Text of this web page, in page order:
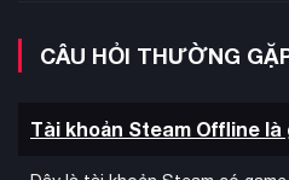
CÂU HỎI THƯỜNG
Tài khoản Steam Offline là